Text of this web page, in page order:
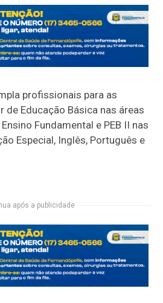
profissionais para as
Educação Básica nas áreas
Fundamental e PEB II nas
Especial, Inglês, Português e
após a publicidade